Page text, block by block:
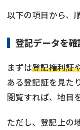
以下の項目から、
登記データを確
まずは登記権利証
ある登記証を見た
閲覧すれば、地目
ただし、登記上の